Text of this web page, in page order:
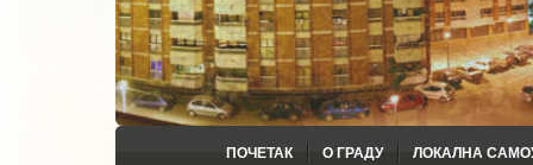
ПОЧЕТАК О ГРАДУ ЛОКАЛНА